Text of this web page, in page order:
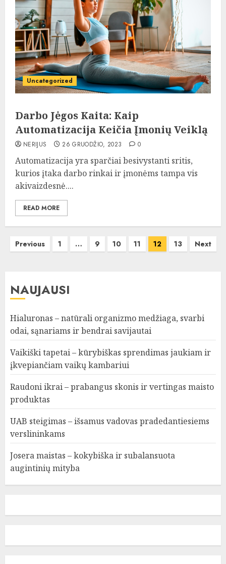
Uncategorized
Darbo Jėgos Kaita: Kaip
Automatizacija Keičia Įmonių Veiklą
NERIJUS 26 GRUODŽIO, 2023 0
Automatizacija yra sparčiai besivystanti sritis,
kurios įtaka darbo rinkai ir įmonėms tampa vis
akivaizdesnė....
READ MORE
Įrašų
Previous 1 … 9 10 11 12 13 Next
NAUJAUSI
Hialuronas – natūrali organizmo medžiaga, svarbi
odai, sąnariams ir bendrai savijautai
Vaikiški tapetai – kūrybiškas sprendimas jaukiam ir
įkvepiančiam vaikų kambariui
Raudoni ikrai – prabangus skonis ir vertingas maisto
produktas
UAB steigimas – išsamus vadovas pradedantiesiems
verslininkams
Josera maistas – kokybiška ir subalansuota
augintinių mityba